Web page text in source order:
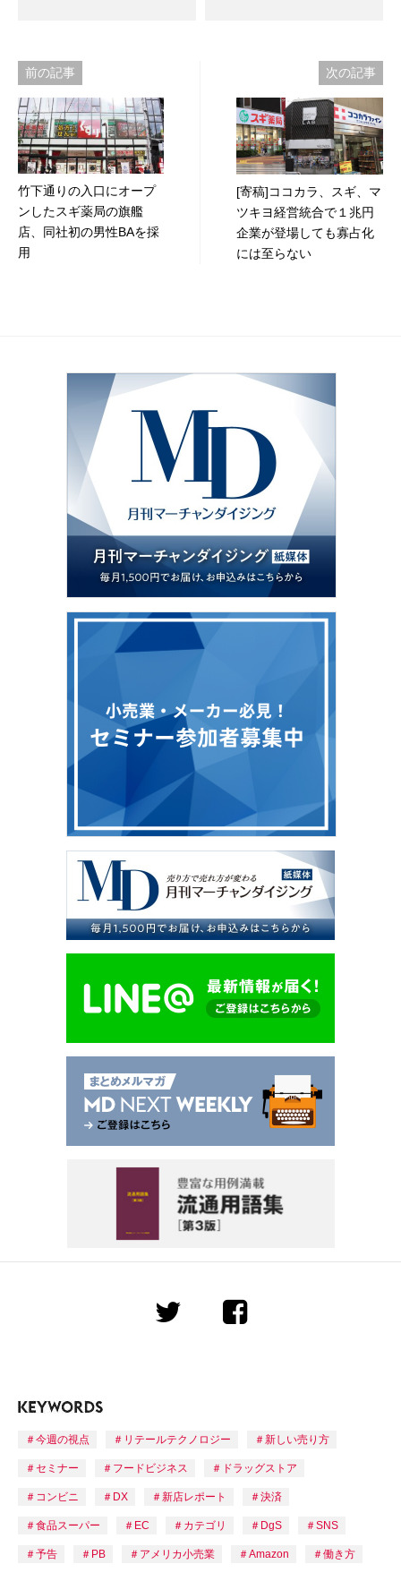
投
稿
ナ
ビ
ゲ
ー
シ
前の記事
竹下通りの入口にオープ
ンしたスギ薬局の旗艦
店、同社初の男性BAを採
用
次の記事
[寄稿]ココカラ、スギ、マ
ツキヨ経営統合で１兆円
企業が登場しても寡占化
には至らない
今週の視点 リテールテクノロジー 新しい売り方
セミナー フードビジネス ドラッグストア
コンビニ DX 新店レポート 決済
食品スーパー EC カテゴリ DgS SNS
予告 PB アメリカ小売業 Amazon 働き方